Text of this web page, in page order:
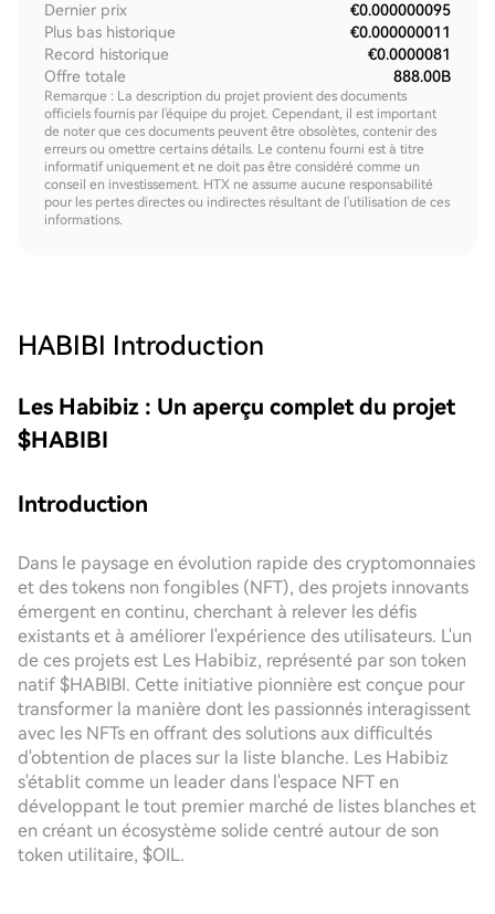
Dernier prix
€0.000000095
Plus bas historique
€0.000000011
Record historique
€0.0000081
Offre totale
888.00B
Remarque : La description du projet provient des documents
officiels fournis par l'équipe du projet. Cependant, il est important
de noter que ces documents peuvent être obsolètes, contenir des
erreurs ou omettre certains détails. Le contenu fourni est à titre
informatif uniquement et ne doit pas être considéré comme un
conseil en investissement. HTX ne assume aucune responsabilité
pour les pertes directes ou indirectes résultant de l'utilisation de ces
informations.
HABIBI Introduction
Les Habibiz : Un aperçu complet du projet
$HABIBI
Introduction
Dans le paysage en évolution rapide des cryptomonnaies
et des tokens non fongibles (NFT), des projets innovants
émergent en continu, cherchant à relever les défis
existants et à améliorer l'expérience des utilisateurs. L'un
de ces projets est Les Habibiz, représenté par son token
natif $HABIBI. Cette initiative pionnière est conçue pour
transformer la manière dont les passionnés interagissent
avec les NFTs en offrant des solutions aux difficultés
d'obtention de places sur la liste blanche. Les Habibiz
s'établit comme un leader dans l'espace NFT en
développant le tout premier marché de listes blanches et
en créant un écosystème solide centré autour de son
token utilitaire, $OIL.